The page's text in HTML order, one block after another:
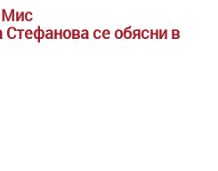
Мис
Стефанова се обясни в